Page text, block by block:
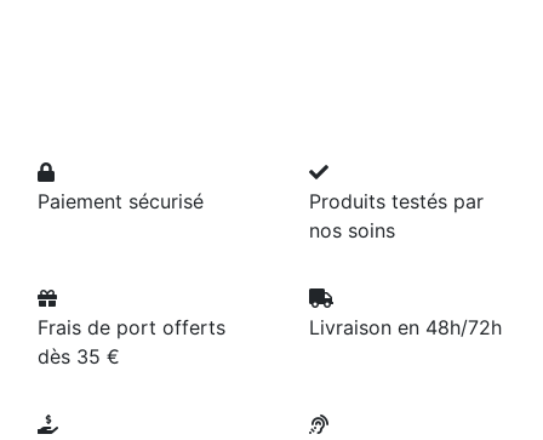
Paiement sécurisé
Produits testés par
nos soins
Frais de port offerts
dès 35 €
Livraison en 48h/72h